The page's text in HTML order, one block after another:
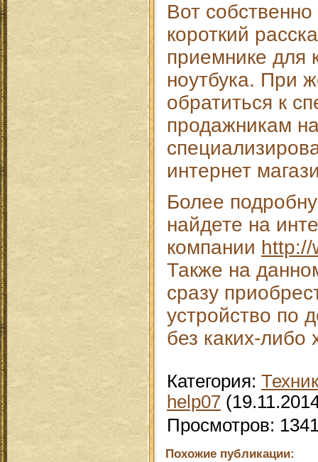
Вот
короткий
приемнике для
ноутбука. При
обратиться к
продажникам
интернет
Более
найдете на
компании http://
Также на
сразу
устройство по
без каких-либо
Категория:
help07
Просмотров:
Похожие публикации: